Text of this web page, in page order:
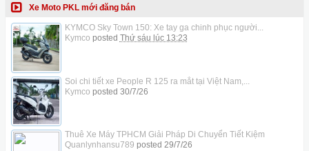
Xe Moto PKL mới đăng bán
KYMCO Sky Town 150: Xe tay ga chinh phục người...
Kymco posted Thứ sáu lúc 13:23
Soi chi tiết xe People R 125 ra mắt tại Việt Nam,...
Kymco posted 30/7/26
Thuê Xe Máy TPHCM Giải Pháp Di Chuyển Tiết Kiệm
Quanlynhansu789 posted 29/7/26